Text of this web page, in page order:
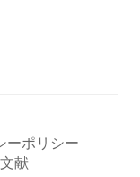
ーポリシー
献